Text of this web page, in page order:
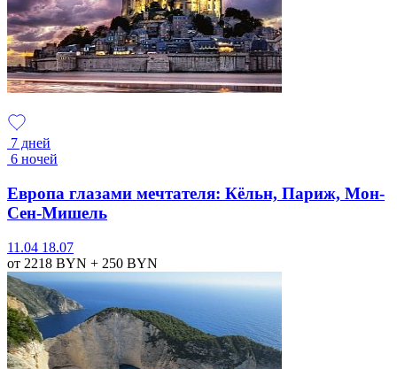
7 дней
6 ночей
Европа глазами мечтателя: Кёльн, Париж, Мон-
Сен-Мишель
11.04 18.07
от 2218 BYN + 250 BYN